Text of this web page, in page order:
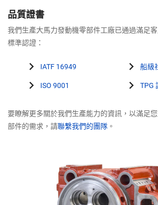
品質證書
我們生產大馬力發動機零部件工廠已通過滿足
標準認證：
IATF 16949
ISO 9001
船級
TPG
要瞭解更多關於我們生產能力的資訊，以滿足
部件的需求，請聯繫我們的團隊 。